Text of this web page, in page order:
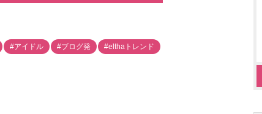
#アイドル #ブログ発 #elthaトレンド